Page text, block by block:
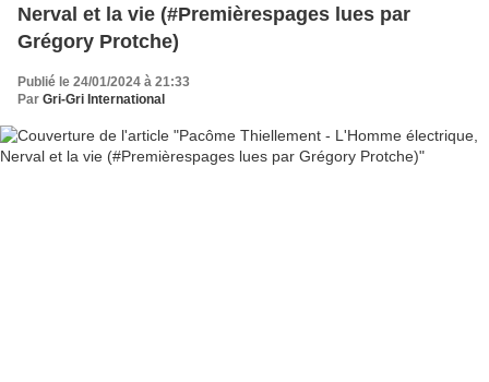
Nerval et la vie (#Premièrespages lues par
Grégory Protche)
Publié le 24/01/2024 à 21:33
Par Gri-Gri International